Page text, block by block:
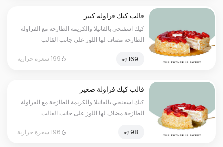
قالب كيك فراولة كبير
كيك اسفنجي بالفانيلا والكريمة الطازجة مع الفراولة
الطازجة مضاف لها اللوز على جانب القالب
قد يحتوي على ( الجلوتين - المكسرات -
199 سعرة حرارية
قالب كيك فراولة صغير
كيك اسفنجي بالفانيلا والكريمة الطازجة مع الفراولة
الطازجة مضاف لها اللوز على جانب القالب
قد يحتوي على ( الجلوتين - المكسرات -
196 سعرة حرارية